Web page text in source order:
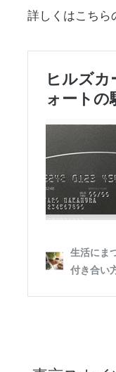
詳しくはこちら